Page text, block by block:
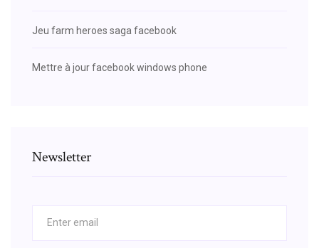
Jeu farm heroes saga facebook
Mettre à jour facebook windows phone
Newsletter